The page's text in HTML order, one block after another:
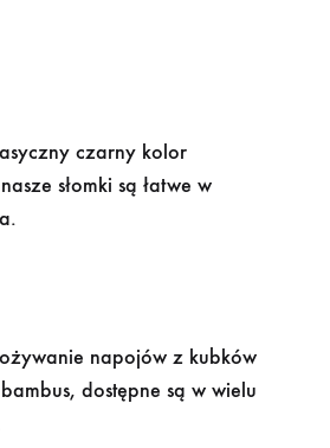
czarny kolor
słomki są łatwe w
napojów z kubków
dostępne są w wielu